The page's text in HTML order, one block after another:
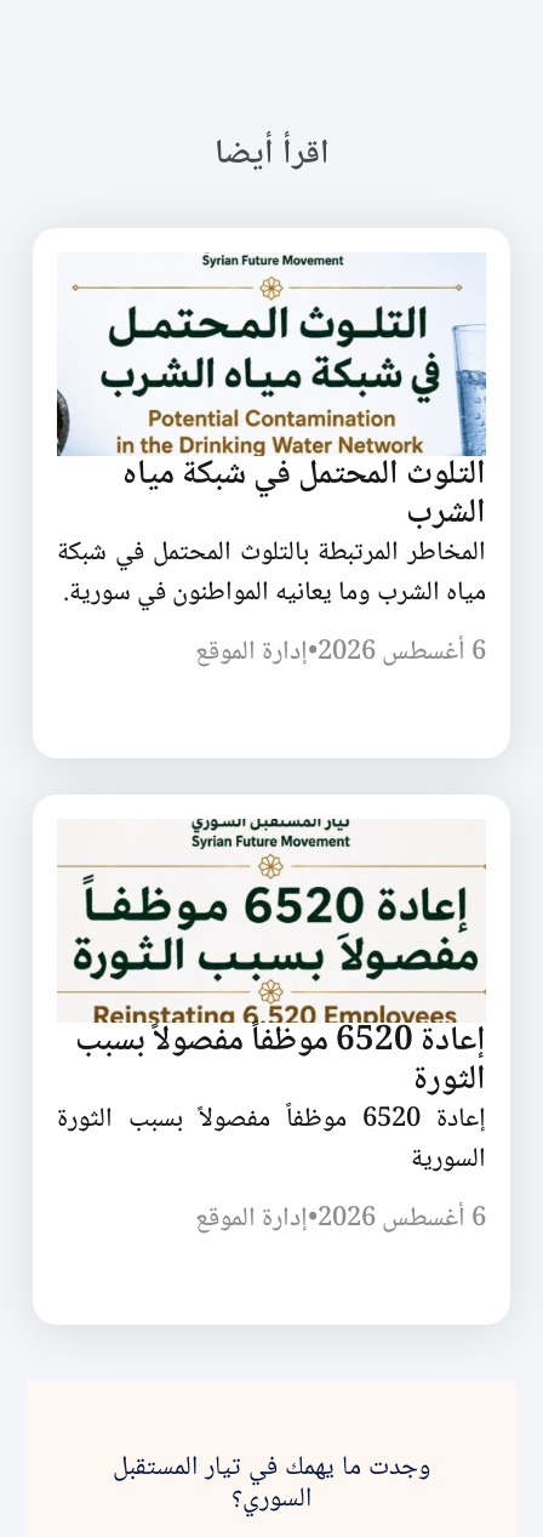
اقرأ أيضا
التلوث المحتمل في شبكة مياه
الشرب
المخاطر المرتبطة بالتلوث المحتمل في شبكة
مياه الشرب وما يعانيه المواطنون في سورية.
6 أغسطس 2026
•إدارة الموقع
إعادة 6520 موظفاً مفصولاً بسبب
الثورة
إعادة 6520 موظفاً مفصولاً بسبب الثورة
السورية
6 أغسطس 2026
•إدارة الموقع
وجدت ما يهمك في تيار المستقبل
السوري؟